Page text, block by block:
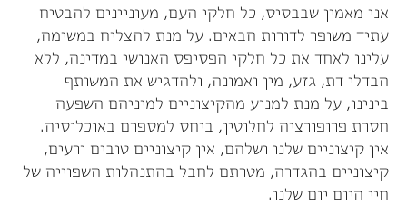
אני מאמין שבבסיס, כל חלקי העם, מעוניינים להבטיח
עתיד משופר לדורות הבאים. על מנת להצליח במשימה,
עלינו לאחד את כל חלקי הפסיפס האנושי במדינה, ללא
הבדלי דת, גזע, מין ואמונה, ולהדגיש את המשותף
בינינו, על מנת למנוע מהקיצוניים למיניהם השפעה
חסרת פרופורציה לחלוטין, ביחס למספרם באוכלוסיה.
אין קיצוניים שלנו ושלהם, אין קיצוניים טובים ורעים,
קיצוניים בהגדרה, מטרתם לחבל בהתנהלות השפוייה של
חיי היום יום שלנו.